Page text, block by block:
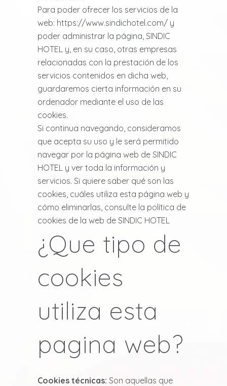
Para poder ofrecer los servicios de la
web: https://www.sindichotel.com/ y
poder administrar la página, SINDIC
HOTEL y, en su caso, otras empresas
relacionadas con la prestación de los
servicios contenidos en dicha web,
guardaremos cierta información en su
ordenador mediante el uso de las
cookies.
Si continua navegando, consideramos
que acepta su uso y le será permitido
navegar por la página web de SINDIC
HOTEL y ver toda la información y
servicios. Si quiere saber qué son las
cookies, cuáles utiliza esta página web y
cómo eliminarlas, consulte la política de
cookies de la web de SINDIC HOTEL
¿Que tipo de
cookies
utiliza esta
pagina web?
Cookies técnicas: Son aquellas que